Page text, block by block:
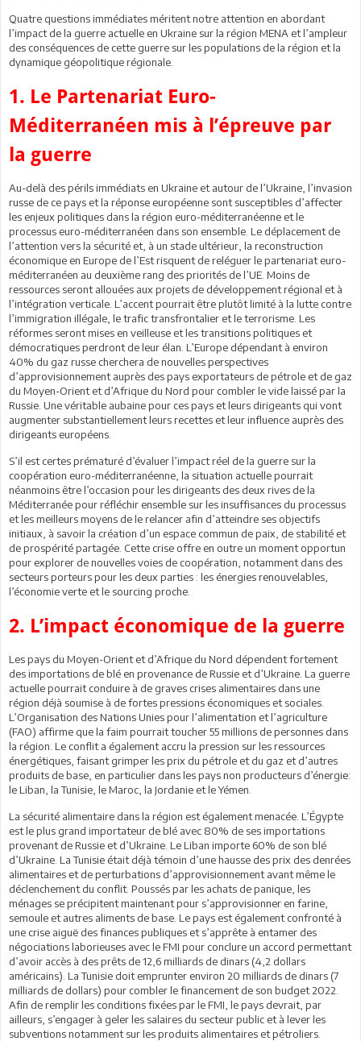
Quatre questions immédiates méritent notre attention en abordant
l’impact de la guerre actuelle en Ukraine sur la région MENA et l’ampleur
des conséquences de cette guerre sur les populations de la région et la
dynamique géopolitique régionale.
1. Le Partenariat Euro-
Méditerranéen mis à l’épreuve par
la guerre
Au-delà des périls immédiats en Ukraine et autour de l’Ukraine, l’invasion
russe de ce pays et la réponse européenne sont susceptibles d’affecter
les enjeux politiques dans la région euro-méditerranéenne et le
processus euro-méditerranéen dans son ensemble. Le déplacement de
l’attention vers la sécurité et, à un stade ultérieur, la reconstruction
économique en Europe de l’Est risquent de reléguer le partenariat euro-
méditerranéen au deuxième rang des priorités de l’UE. Moins de
ressources seront allouées aux projets de développement régional et à
l’intégration verticale. L’accent pourrait être plutôt limité à la lutte contre
l’immigration illégale, le trafic transfrontalier et le terrorisme. Les
réformes seront mises en veilleuse et les transitions politiques et
démocratiques perdront de leur élan. L’Europe dépendant à environ
40% du gaz russe cherchera de nouvelles perspectives
d’approvisionnement auprès des pays exportateurs de pétrole et de gaz
du Moyen-Orient et d’Afrique du Nord pour combler le vide laissé par la
Russie. Une véritable aubaine pour ces pays et leurs dirigeants qui vont
augmenter substantiellement leurs recettes et leur influence auprès des
dirigeants européens.
S’il est certes prématuré d’évaluer l’impact réel de la guerre sur la
coopération euro-méditerranéenne, la situation actuelle pourrait
néanmoins être l’occasion pour les dirigeants des deux rives de la
Méditerranée pour réfléchir ensemble sur les insuffisances du processus
et les meilleurs moyens de le relancer afin d’atteindre ses objectifs
initiaux, à savoir la création d’un espace commun de paix, de stabilité et
de prospérité partagée. Cette crise offre en outre un moment opportun
pour explorer de nouvelles voies de coopération, notamment dans des
secteurs porteurs pour les deux parties : les énergies renouvelables,
l’économie verte et le sourcing proche.
2. L’impact économique de la guerre
Les pays du Moyen-Orient et d’Afrique du Nord dépendent fortement
des importations de blé en provenance de Russie et d’Ukraine. La guerre
actuelle pourrait conduire à de graves crises alimentaires dans une
région déjà soumise à de fortes pressions économiques et sociales.
L’Organisation des Nations Unies pour l’alimentation et l’agriculture
(FAO) affirme que la faim pourrait toucher 55 millions de personnes dans
la région. Le conflit a également accru la pression sur les ressources
énergétiques, faisant grimper les prix du pétrole et du gaz et d’autres
produits de base, en particulier dans les pays non producteurs d’énergie:
le Liban, la Tunisie, le Maroc, la Jordanie et le Yémen.
La sécurité alimentaire dans la région est également menacée. L’Égypte
est le plus grand importateur de blé avec 80% de ses importations
provenant de Russie et d’Ukraine. Le Liban importe 60% de son blé
d’Ukraine. La Tunisie était déjà témoin d’une hausse des prix des denrées
alimentaires et de perturbations d’approvisionnement avant même le
déclenchement du conflit. Poussés par les achats de panique, les
ménages se précipitent maintenant pour s’approvisionner en farine,
semoule et autres aliments de base. Le pays est également confronté à
une crise aiguë des finances publiques et s’apprête à entamer des
négociations laborieuses avec le FMI pour conclure un accord permettant
d’avoir accès à des prêts de 12,6 milliards de dinars (4,2 dollars
américains). La Tunisie doit emprunter environ 20 milliards de dinars (7
milliards de dollars) pour combler le financement de son budget 2022.
Afin de remplir les conditions fixées par le FMI, le pays devrait, par
ailleurs, s’engager à geler les salaires du secteur public et à lever les
subventions notamment sur les produits alimentaires et pétroliers.